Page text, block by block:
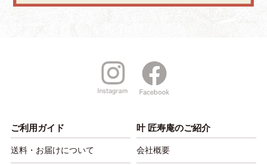
ご利用ガイド
送料・お届けについて
叶 匠寿庵のご紹介
会社概要